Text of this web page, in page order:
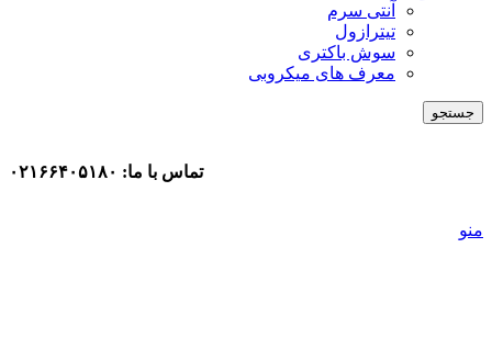
آنتی سرم
تیترازول
سوش باکتری
معرف های میکروبی
جستجو
تماس با ما: ۰۲۱۶۶۴۰۵۱۸۰
منو